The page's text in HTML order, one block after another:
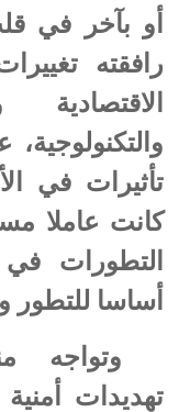
أو بآخر في
رافقته
الاقتصادية
تأثيرات في
كانت عاملا
التطورات
أساسا للتطور
وتواجه
تهديدات